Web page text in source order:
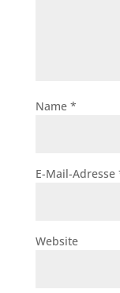
Name *
E-Mail-Adresse
Website